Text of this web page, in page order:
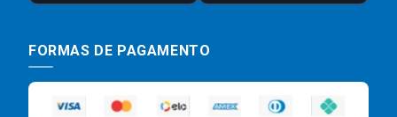
FORMAS DE PAGAMENTO